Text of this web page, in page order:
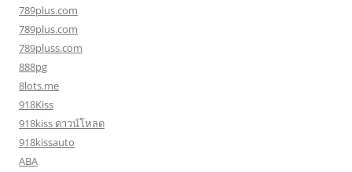
789plus.com
789plus.com
789pluss.com
888pg
8lots.me
918Kiss
918kiss ดาวน์โหลด
918kissauto
ABA